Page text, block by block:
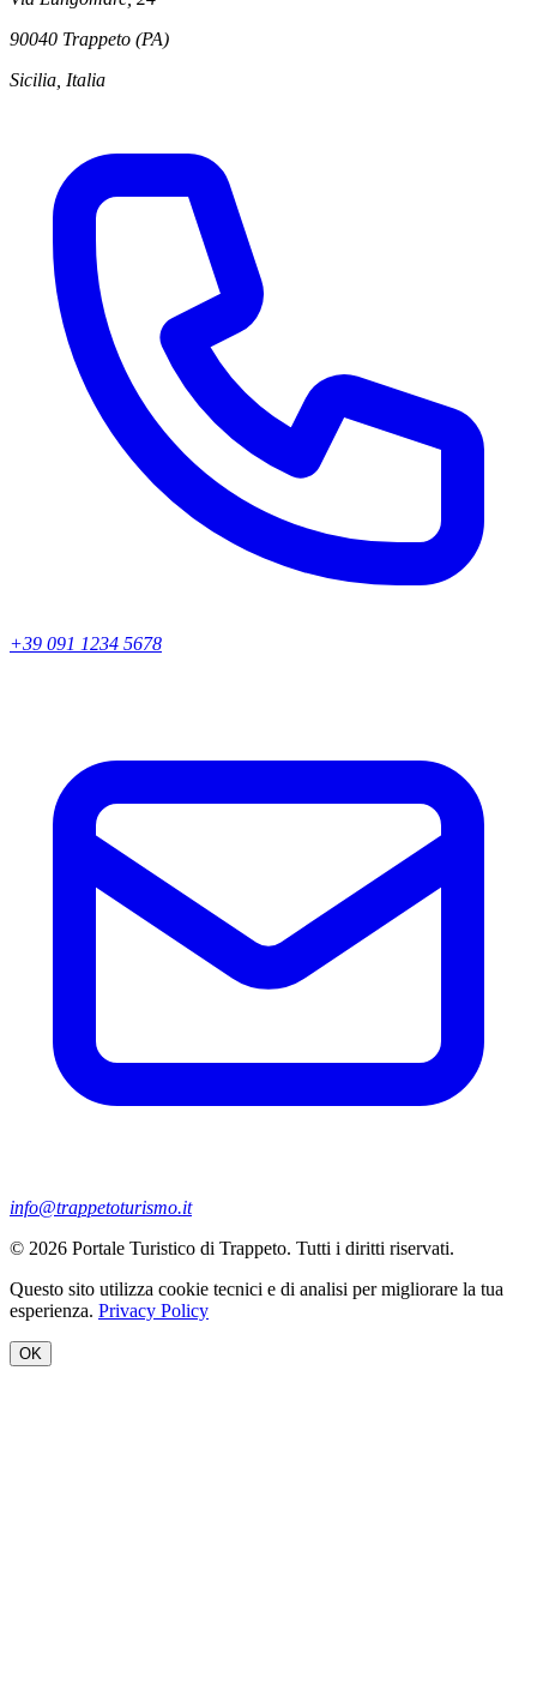
90040 Trappeto (PA)
Sicilia, Italia
+39 091 1234 5678
info@trappetoturismo.it
© 2026 Portale Turistico di Trappeto. Tutti i diritti riservati.
Questo sito utilizza cookie tecnici e di analisi per migliorare la tua
esperienza. Privacy Policy
OK